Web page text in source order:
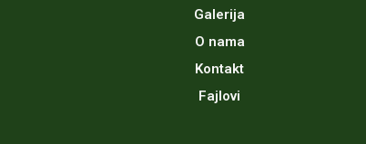
Galerija
O nama
Kontakt
Fajlovi